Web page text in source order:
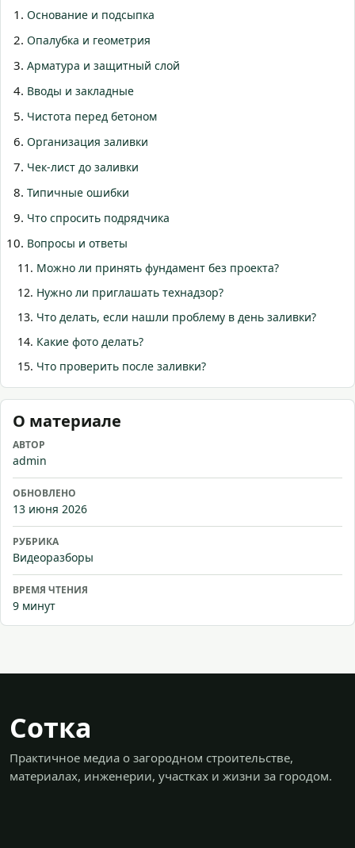
Основание и подсыпка
Опалубка и геометрия
Арматура и защитный слой
Вводы и закладные
Чистота перед бетоном
Организация заливки
Чек-лист до заливки
Типичные ошибки
Что спросить подрядчика
Вопросы и ответы
Можно ли принять фундамент без проекта?
Нужно ли приглашать технадзор?
Что делать, если нашли проблему в день заливки?
Какие фото делать?
Что проверить после заливки?
О материале
АВТОР
admin
ОБНОВЛЕНО
13 июня 2026
РУБРИКА
Видеоразборы
ВРЕМЯ ЧТЕНИЯ
9 минут
Сотка
Практичное медиа о загородном строительстве,
материалах, инженерии, участках и жизни за городом.